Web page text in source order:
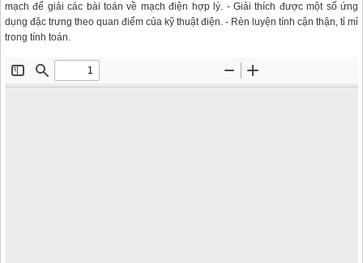
mạch để giải các bài toán về mạch điện hợp lý. - Giải thích được một số ứng
dụng đặc trưng theo quan điểm của kỹ thuật điện. - Rèn luyện tính cận thận, tỉ mỉ
trong tính toán.